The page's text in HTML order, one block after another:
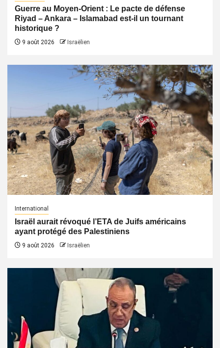
Guerre au Moyen-Orient : Le pacte de défense
Riyad – Ankara – Islamabad est-il un tournant
historique ?
9 août 2026 Israëlien
International
Israël aurait révoqué l’ETA de Juifs américains
ayant protégé des Palestiniens
9 août 2026 Israëlien